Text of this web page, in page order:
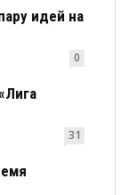
идей на
0
31